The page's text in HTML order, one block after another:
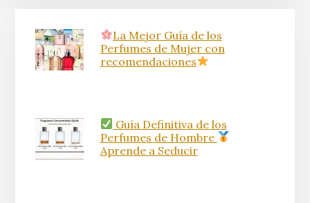
La Mejor Guía de los
Perfumes de Mujer con
recomendaciones
Guía Definitiva de los
Perfumes de Hombre
Aprende a Seducir